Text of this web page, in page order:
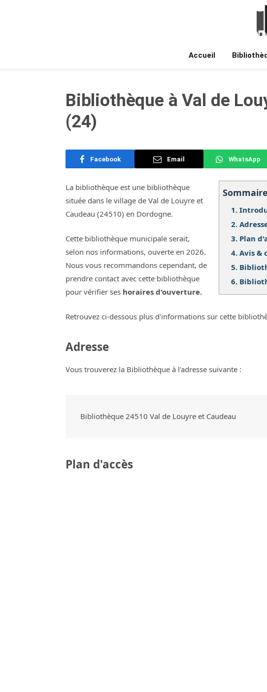
Accueil
Bibliothèque à Val de
(24)
Facebook Email WhatsApp
Sommaire
1.
2.
3. Plan
4. Avis &
5.
6.
La bibliothèque est une bibliothèque
située dans le village de Val de Louyre et
Caudeau (24510) en Dordogne.
Cette bibliothèque municipale serait,
selon nos informations, ouverte en 2026.
Nous vous recommandons cependant, de
prendre contact avec cette bibliothèque
pour vérifier ses horaires d'ouverture.
Retrouvez ci-dessous plus d'informations sur cette
Adresse
Vous trouverez la Bibliothèque à l'adresse suivante :
Bibliothèque 24510 Val de Louyre et Caudeau
Plan d'accès